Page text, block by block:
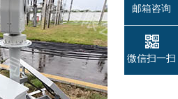
邮箱咨询
微信扫一扫